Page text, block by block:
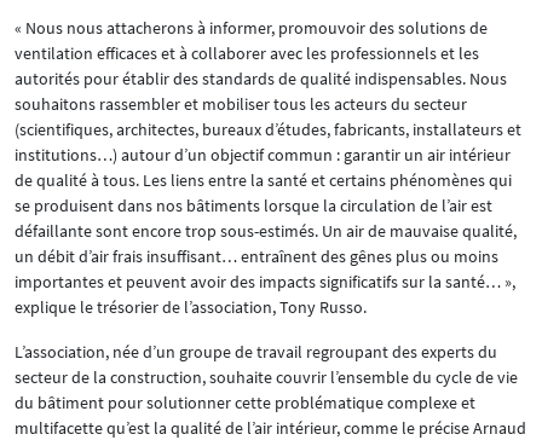
« Nous nous attacherons à informer, promouvoir des solutions de
ventilation efficaces et à collaborer avec les professionnels et les
autorités pour établir des standards de qualité indispensables. Nous
souhaitons rassembler et mobiliser tous les acteurs du secteur
(scientifiques, architectes, bureaux d’études, fabricants, installateurs et
institutions…) autour d’un objectif commun : garantir un air intérieur
de qualité à tous. Les liens entre la santé et certains phénomènes qui
se produisent dans nos bâtiments lorsque la circulation de l’air est
défaillante sont encore trop sous-estimés. Un air de mauvaise qualité,
un débit d’air frais insuffisant… entraînent des gênes plus ou moins
importantes et peuvent avoir des impacts significatifs sur la santé… »,
explique le trésorier de l’association, Tony Russo.
L’association, née d’un groupe de travail regroupant des experts du
secteur de la construction, souhaite couvrir l’ensemble du cycle de vie
du bâtiment pour solutionner cette problématique complexe et
multifacette qu’est la qualité de l’air intérieur, comme le précise Arnaud